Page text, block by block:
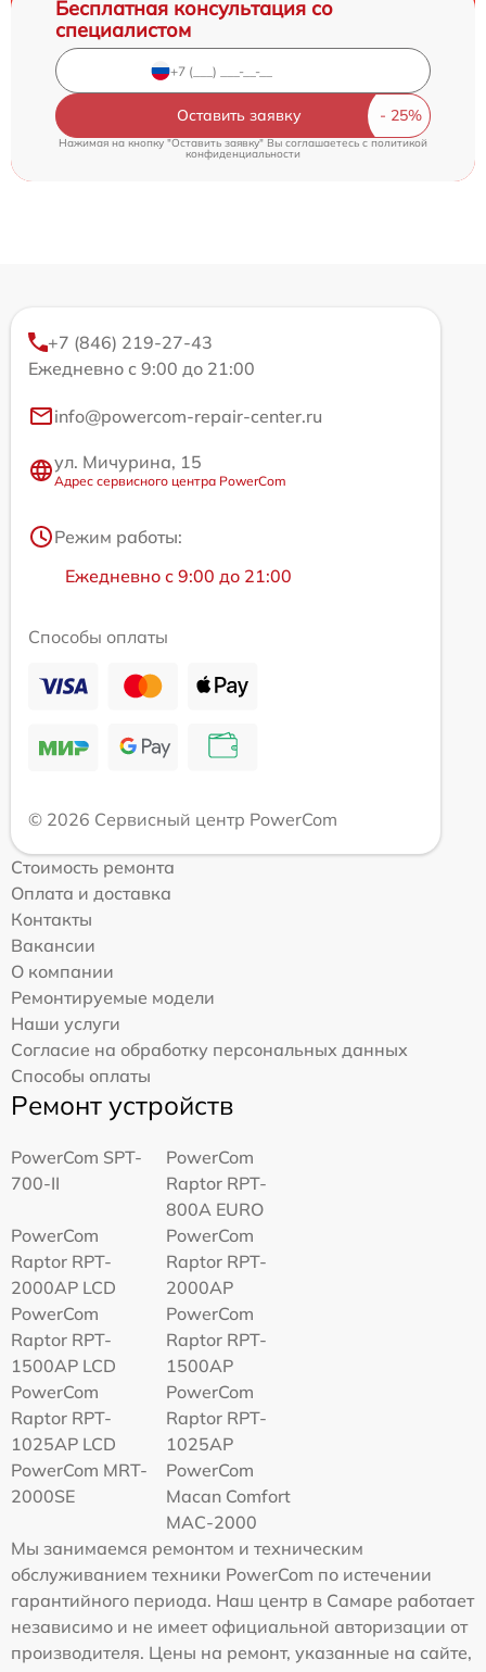
Бесплатная консультация со
специалистом
Оставить заявку
Нажимая на кнопку "Оставить заявку" Вы соглашаетесь cполитикой
конфиденциальности
+7 (846) 219-27-43
Ежедневно с 9:00 до 21:00
info@powercom-repair-center.ru
ул. Мичурина, 15
Адрес сервисного центра PowerCom
Режим работы:
Ежедневно с 9:00 до 21:00
Способы оплаты
© 2026 Сервисный центр PowerCom
Стоимость ремонта
Оплата и доставка
Контакты
Вакансии
О компании
Ремонтируемые модели
Наши услуги
Согласие на обработку персональных данных
Способы оплаты
Ремонт устройств
PowerCom SPT-
700-II
PowerCom
Raptor RPT-
800A EURO
PowerCom
Raptor RPT-
2000AP LCD
PowerCom
Raptor RPT-
2000AP
PowerCom
Raptor RPT-
1500AP LCD
PowerCom
Raptor RPT-
1500AP
PowerCom
Raptor RPT-
1025AP LCD
PowerCom
Raptor RPT-
1025AP
PowerCom MRT-
2000SE
PowerCom
Macan Comfort
MAC-2000
Мы занимаемся ремонтом и техническим
обслуживанием техники PowerCom по истечении
гарантийного периода. Наш центр в Самаре работает
независимо и не имеет официальной авторизации от
производителя. Цены на ремонт, указанные на сайте,